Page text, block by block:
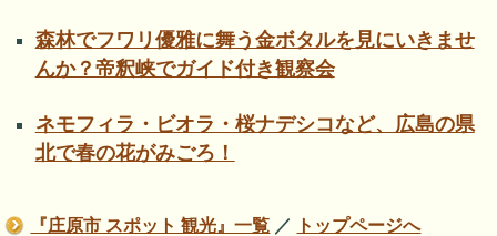
森林でフワリ優雅に舞う金ボタルを見にいきませ
んか？帝釈峡でガイド付き観察会
ネモフィラ・ビオラ・桜ナデシコなど、広島の県
北で春の花がみごろ！
『庄原市 スポット 観光』一覧 ／ トップページへ